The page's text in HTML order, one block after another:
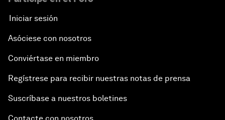
Iniciar sesión
Asóciese con nosotros
Conviértase en miembro
Regístrese para recibir nuestras notas de prensa
Suscríbase a nuestros boletines